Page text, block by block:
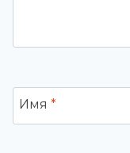
Имя *